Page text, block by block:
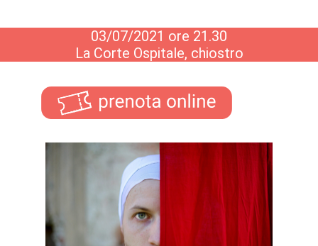
03/07/2021 ore 21.30
La Corte Ospitale, chiostro